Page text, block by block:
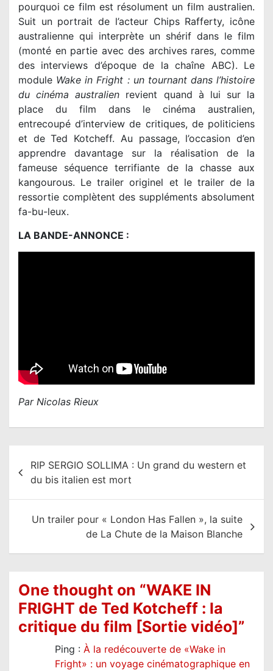
pourquoi ce film est résolument un film australien.
Suit un portrait de l’acteur Chips Rafferty, icône
australienne qui interprète un shérif dans le film
(monté en partie avec des archives rares, comme
des interviews d’époque de la chaîne ABC). Le
module Wake in Fright : un tournant dans l’histoire
du cinéma australien revient quand à lui sur la
place du film dans le cinéma australien,
entrecoupé d’interview de critiques, de politiciens
et de Ted Kotcheff. Au passage, l’occasion d’en
apprendre davantage sur la réalisation de la
fameuse séquence terrifiante de la chasse aux
kangourous. Le trailer originel et le trailer de la
ressortie complètent des suppléments absolument
fa-bu-leux.
LA BANDE-ANNONCE :
Par Nicolas Rieux
RIP SERGIO SOLLIMA : Un grand du western et
du bis italien est mort
Un trailer pour « London Has Fallen », la suite
de La Chute de la Maison Blanche
One thought on “WAKE IN
FRIGHT de Ted Kotcheff : la
critique du film [Sortie vidéo]”
Ping : À la redécouverte de «Wake in
Fright» : un voyage cinématographique en